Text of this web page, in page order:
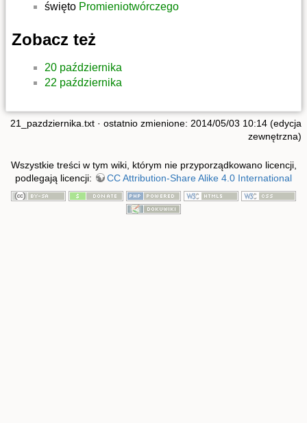
święto Promieniotwórczego
Zobacz też
20 października
22 października
21_pazdziernika.txt · ostatnio zmienione: 2014/05/03 10:14 (edycja
zewnętrzna)
Wszystkie treści w tym wiki, którym nie przyporządkowano licencji,
podlegają licencji:
CC Attribution-Share Alike 4.0 International